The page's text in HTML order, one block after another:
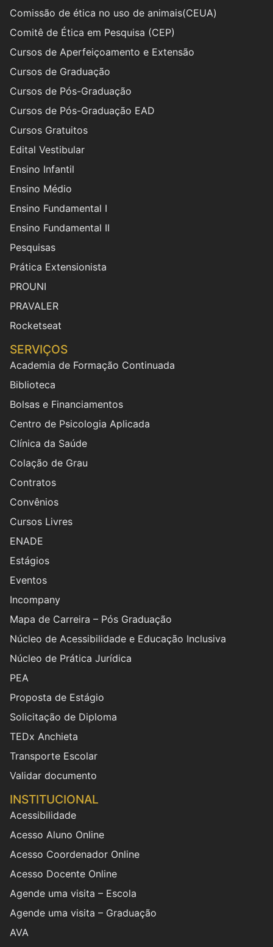
Comissão de ética no uso de animais(CEUA)
Comitê de Ética em Pesquisa (CEP)
Cursos de Aperfeiçoamento e Extensão
Cursos de Graduação
Cursos de Pós-Graduação
Cursos de Pós-Graduação EAD
Cursos Gratuitos
Edital Vestibular
Ensino Infantil
Ensino Médio
Ensino Fundamental I
Ensino Fundamental II
Pesquisas
Prática Extensionista
PROUNI
PRAVALER
Rocketseat
SERVIÇOS
Academia de Formação Continuada
Biblioteca
Bolsas e Financiamentos
Centro de Psicologia Aplicada
Clínica da Saúde
Colação de Grau
Contratos
Convênios
Cursos Livres
ENADE
Estágios
Eventos
Incompany
Mapa de Carreira – Pós Graduação
Núcleo de Acessibilidade e Educação Inclusiva
Núcleo de Prática Jurídica
PEA
Proposta de Estágio
Solicitação de Diploma
TEDx Anchieta
Transporte Escolar
Validar documento
INSTITUCIONAL
Acessibilidade
Acesso Aluno Online
Acesso Coordenador Online
Acesso Docente Online
Agende uma visita – Escola
Agende uma visita – Graduação
AVA